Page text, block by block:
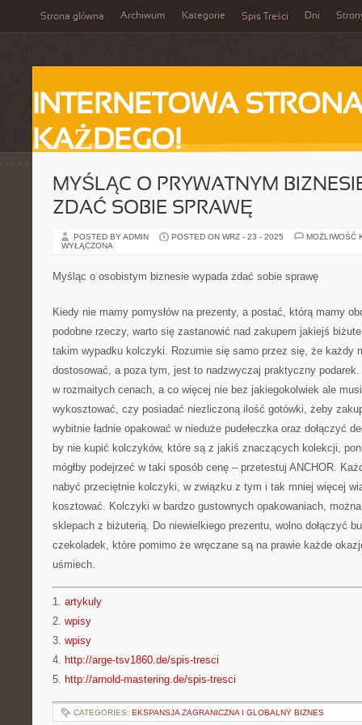
Strona główna Archiwum Kategorie Spis Treści Dni
INTERNETOWA
KAŻDEGO!
MYŚLĄC O PRYWATNYM
ZDAĆ SOBIE SPRAWĘ
POSTED BY ADMIN POSTED ON WRZ - 23 - 2025
MOŻLIWOŚĆ
WYŁĄCZONA
Myśląc o osobistym biznesie wypada zdać sobie sprawę
Kiedy nie mamy pomysłów na prezenty, a postać, którą mamy
podobne rzeczy, warto się zastanowić nad zakupem jakiejś
takim wypadku kolczyki. Rozumie się samo przez się, że każdy
dostosować, a poza tym, jest to nadzwyczaj praktyczny
w rozmaitych cenach, a co więcej nie bez jakiegokolwiek ale
wykosztować, czy posiadać niezliczoną ilość gotówki, żeby
wybitnie ładnie opakować w nieduże pudełeczka oraz dołączyć
by nie kupić kolczyków, które są z jakiś znaczących kolekcji,
mógłby podejrzeć w taki sposób cenę – przetestuj ANCHOR.
nabyć przeciętnie kolczyki, w związku z tym i tak mniej więcej
kosztować. Kolczyki w bardzo gustownych opakowaniach,
sklepach z biżuterią. Do niewielkiego prezentu, wolno dołączyć
czekoladek, które pomimo że wręczane są na prawie każde
uśmiech.
1. artykuly
2. wpisy
3. wpisy
4. http://arge-tsv1860.de/spis-tresci
5. http://arnold-mastering.de/spis-tresci
CATEGORIES: EKSPANSJA ZAGRANICZNA I GLOBALNY BIZNES